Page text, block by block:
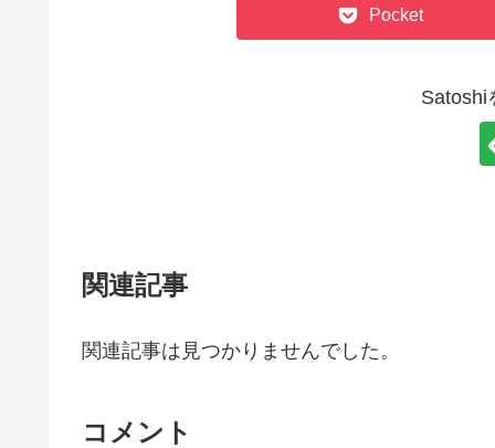
Pocket
Satoshi
関連記事
関連記事は見つかりませんでした。
コメント